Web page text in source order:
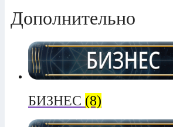
Дополнительно
БИЗНЕС (8)